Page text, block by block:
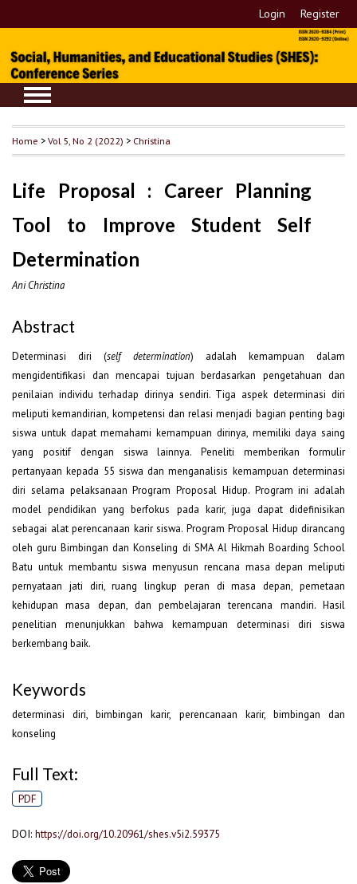
Login Register
Home >Vol 5, No 2 (2022) > Christina
Life Proposal : Career Planning
Tool to Improve Student Self
Determination
Ani Christina
Abstract
Determinasi diri (self determination) adalah kemampuan dalam
mengidentifikasi dan mencapai tujuan berdasarkan pengetahuan dan
penilaian individu terhadap dirinya sendiri. Tiga aspek determinasi diri
meliputi kemandirian, kompetensi dan relasi menjadi bagian penting bagi
siswa untuk dapat memahami kemampuan dirinya, memiliki daya saing
yang positif dengan siswa lainnya. Peneliti memberikan formulir
pertanyaan kepada 55 siswa dan menganalisis kemampuan determinasi
diri selama pelaksanaan Program Proposal Hidup. Program ini adalah
model pendidikan yang berfokus pada karir, juga dapat didefinisikan
sebagai alat perencanaan karir siswa. Program Proposal Hidup dirancang
oleh guru Bimbingan dan Konseling di SMA Al Hikmah Boarding School
Batu untuk membantu siswa menyusun rencana masa depan meliputi
pernyataan jati diri, ruang lingkup peran di masa depan, pemetaan
kehidupan masa depan, dan pembelajaran terencana mandiri. Hasil
penelitian menunjukkan bahwa kemampuan determinasi diri siswa
berkembang baik.
Keywords
determinasi diri, bimbingan karir, perencanaan karir, bimbingan dan
konseling
Full Text:
PDF
DOI: https://doi.org/10.20961/shes.v5i2.59375